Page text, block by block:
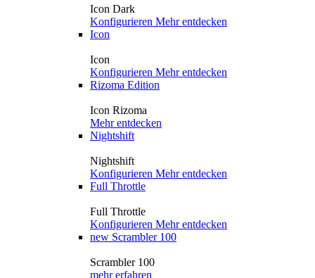
Icon Dark
Konfigurieren Mehr entdecken
Icon
Icon
Konfigurieren Mehr entdecken
Rizoma Edition
Icon Rizoma
Mehr entdecken
Nightshift
Nightshift
Konfigurieren Mehr entdecken
Full Throttle
Full Throttle
Konfigurieren Mehr entdecken
new Scrambler 100
Scrambler 100
mehr erfahren